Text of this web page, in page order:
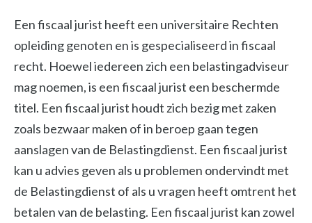
Een fiscaal jurist heeft een universitaire Rechten
opleiding genoten en is gespecialiseerd in fiscaal
recht. Hoewel iedereen zich een belastingadviseur
mag noemen, is een fiscaal jurist een beschermde
titel. Een fiscaal jurist houdt zich bezig met zaken
zoals bezwaar maken of in beroep gaan tegen
aanslagen van de Belastingdienst. Een fiscaal jurist
kan u advies geven als u problemen ondervindt met
de Belastingdienst of als u vragen heeft omtrent het
betalen van de belasting. Een fiscaal jurist kan zowel